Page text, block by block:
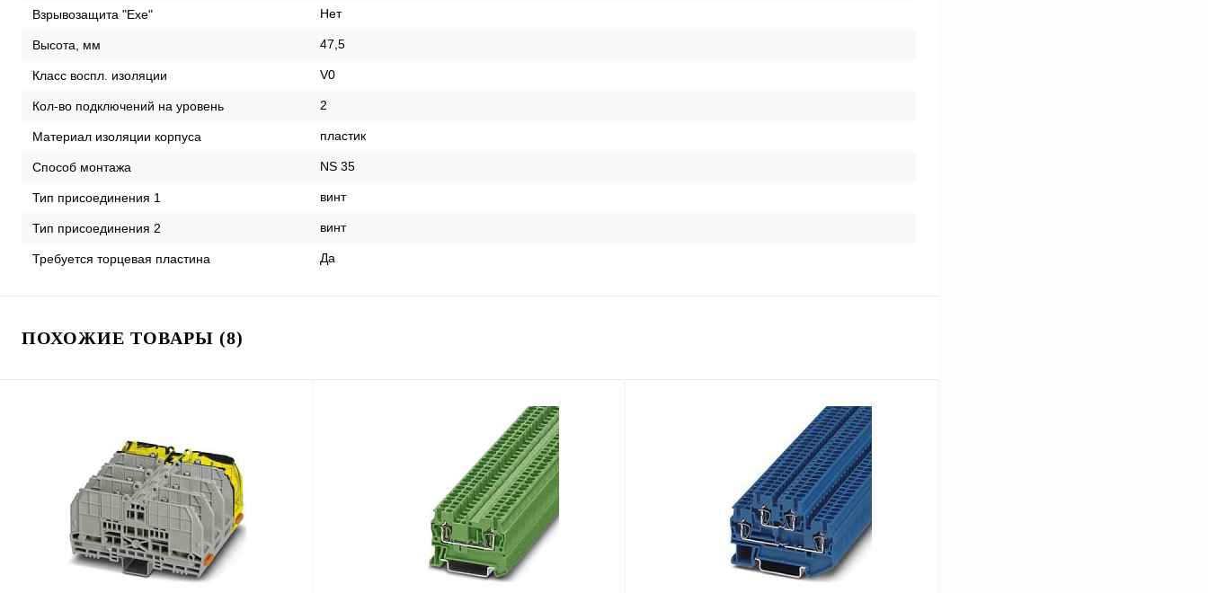
Взрывозащита "Exe" Нет
Высота, мм 47,5
Класс воспл. изоляции V0
Кол-во подключений на уровень 2
Материал изоляции корпуса пластик
Способ монтажа NS 35
Тип присоединения 1 винт
Тип присоединения 2 винт
Требуется торцевая пластина Да
ПОХОЖИЕ ТОВАРЫ (8)